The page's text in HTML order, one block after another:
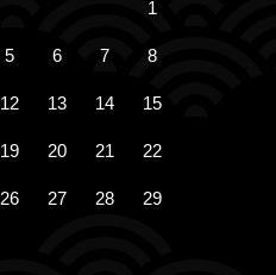
1
5 6 7 8
12 13 14 15
19 20 21 22
26 27 28 29